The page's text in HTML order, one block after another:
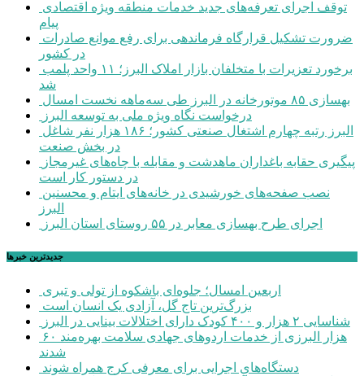
پیام
در کشور
شد
بهسازی ۸۵ موتورخانه در البرز طی سه‌ماهه نخست امسال
درخواست نگاه ویژه ملی به توسعه البرز
در بخش صنعت
در دستور کار است
البرز
اجرای طرح بهسازی معابر در ۵۵ روستای استان البرز
جديدترين خبرها
اربعین امسال؛ جلوه‌ای باشکوه از تولی و تبری
بزرگ‌ترین تاج گل، آزادی یک انسان است
شناسایی ۲ هزار و ۴۰۰ کودک دارای اختلالات بینایی در البرز
۶۰ هزار البرزی از خدمات اردوهای جهادی سلامت بهره‌مند
شدند
دستگاه‌های اجرایی برای معرفی کرج همراه شوند